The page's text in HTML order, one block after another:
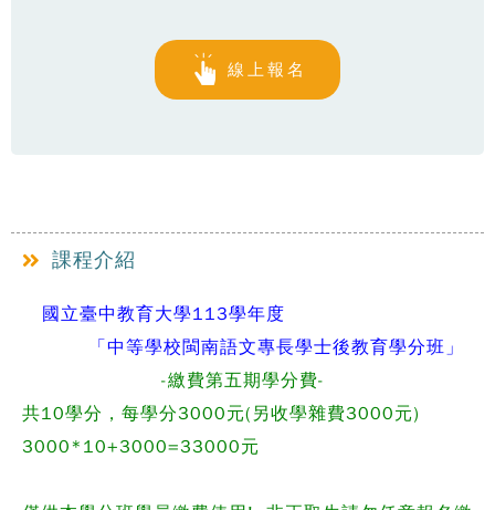
線上報名
課程介紹
國立臺中教育大學113學年度
「中等學校閩南語文專長學士後教育學分班」
-繳費第五期學分費-
共10學分，每學分3000元(另收學雜費3000元)
3000*10+3000=33000元